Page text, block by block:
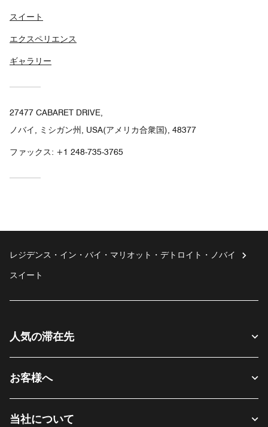
スイート
エクスペリエンス
ギャラリー
27477 CABARET DRIVE,
ノバイ, ミシガン州, USA(アメリカ合衆国), 48377
ファックス: +1 248-735-3765
レジデンス・イン・バイ・マリオット・デトロイト・ノバイ
スイート
人気の滞在先
お客様へ
当社について